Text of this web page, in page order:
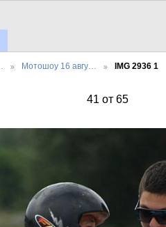
Мотошоу 16 авгу… IMG 2936 1
41 от 65